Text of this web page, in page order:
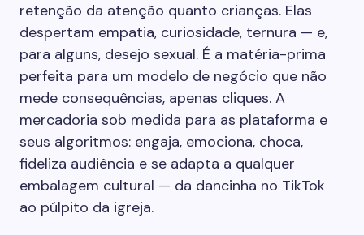
retenção da atenção quanto crianças. Elas
despertam empatia, curiosidade, ternura — e,
para alguns, desejo sexual. É a matéria-prima
perfeita para um modelo de negócio que não
mede consequências, apenas cliques. A
mercadoria sob medida para as plataforma e
seus algoritmos: engaja, emociona, choca,
fideliza audiência e se adapta a qualquer
embalagem cultural — da dancinha no TikTok
ao púlpito da igreja.